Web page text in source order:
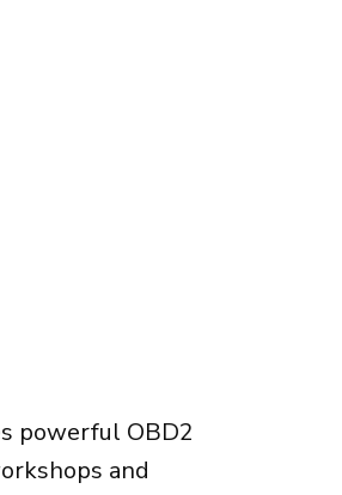
powerful OBD2
and